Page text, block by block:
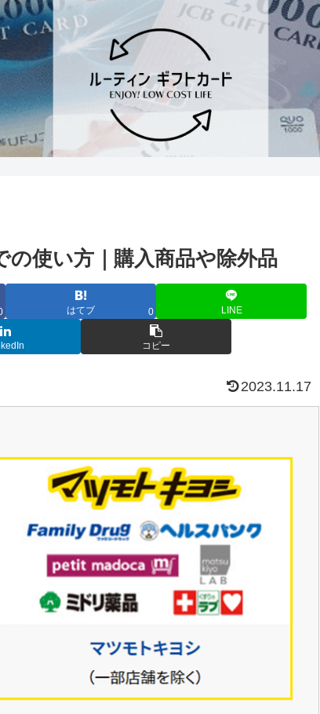
の使い方｜購入商品や除外品
はてブ 0 LINE
コピー
2023.11.17